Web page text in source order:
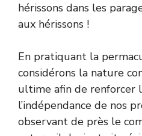
hérissons dans les
aux hérissons !
En pratiquant la
considérons la nature
ultime afin de renforcer
l’indépendance de nos
observant de près le